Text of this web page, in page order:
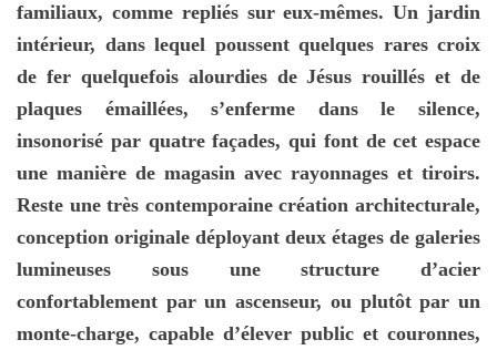
familiaux, comme repliés sur eux-mêmes. Un jardin
intérieur, dans lequel poussent quelques rares croix
de fer quelquefois alourdies de Jésus rouillés et de
plaques émaillées, s’enferme dans le silence,
insonorisé par quatre façades, qui font de cet espace
une manière de magasin avec rayonnages et tiroirs.
Reste une très contemporaine création architecturale,
conception originale déployant deux étages de galeries
lumineuses sous une structure d’acier
confortablement par un ascenseur, ou plutôt par un
monte-charge, capable d’élever public et couronnes,